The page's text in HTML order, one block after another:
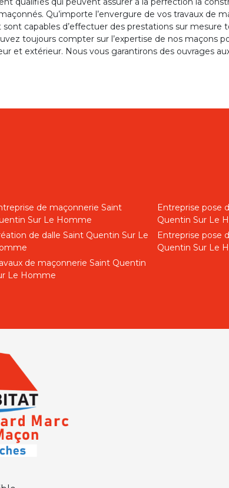
Qu’importe l’envergure de vos travaux de
capables d’effectuer des prestations sur mesure
toujours compter sur l’expertise de nos maçons
et extérieur. Nous vous garantirons des ouvrages
de maçonnerie Saint
Sur Le Homme
de dalle Saint Quentin Sur Le
de maçonnerie Saint Quentin
Le Homme
Entreprise pose
Quentin Sur Le
Entreprise pose
Quentin Sur Le